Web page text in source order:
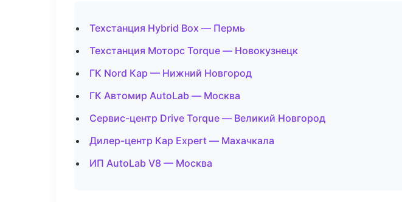
Техстанция Hybrid Box — Пермь
Техстанция Моторс Torque — Новокузнецк
ГК Nord Кар — Нижний Новгород
ГК Автомир AutoLab — Москва
Сервис-центр Drive Torque — Великий Новгород
Дилер-центр Кар Expert — Махачкала
ИП AutoLab V8 — Москва